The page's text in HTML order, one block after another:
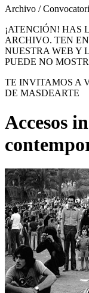
Archivo /
¡ATENCIÓN! HAS
ARCHIVO. TEN
NUESTRA WEB Y
PUEDE NO
TE INVITAMOS A
DE MASDEARTE
Accesos